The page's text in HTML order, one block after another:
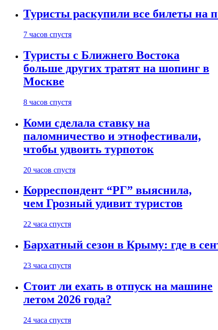
Туристы раскупили все билеты на
7 часов спустя
Туристы с Ближнего Востока
больше других тратят на шопинг в
Москве
8 часов спустя
Коми сделала ставку на
паломничество и этнофестивали,
чтобы удвоить турпоток
20 часов спустя
Корреспондент “РГ” выяснила,
чем Грозный удивит туристов
22 часа спустя
Бархатный сезон в Крыму: где в
23 часа спустя
Стоит ли ехать в отпуск на машине
летом 2026 года?
24 часа спустя